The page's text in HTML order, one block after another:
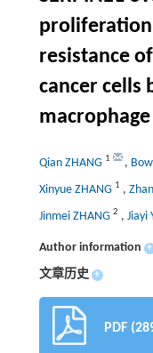
proliferation
resistance
cancer cells
Qian ZHANG 1 ,
Xinyue ZHANG 1 ,
Jinmei ZHANG 2 , Jiayi
Author information +
文章历史 +
PDF